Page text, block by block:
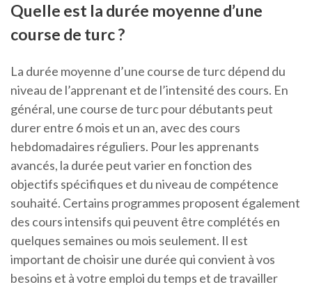
Quelle est la durée moyenne d’une
course de turc ?
La durée moyenne d’une course de turc dépend du
niveau de l’apprenant et de l’intensité des cours. En
général, une course de turc pour débutants peut
durer entre 6 mois et un an, avec des cours
hebdomadaires réguliers. Pour les apprenants
avancés, la durée peut varier en fonction des
objectifs spécifiques et du niveau de compétence
souhaité. Certains programmes proposent également
des cours intensifs qui peuvent être complétés en
quelques semaines ou mois seulement. Il est
important de choisir une durée qui convient à vos
besoins et à votre emploi du temps et de travailler